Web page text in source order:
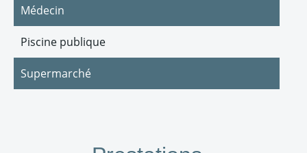
Médecin
Piscine publique
Supermarché